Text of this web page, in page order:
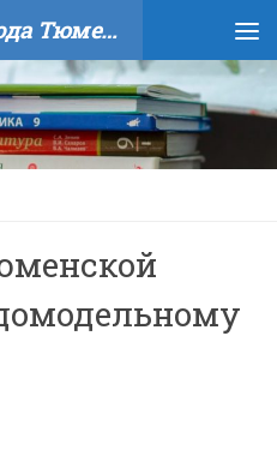
МАОУ СОШ №27 города Тюмени